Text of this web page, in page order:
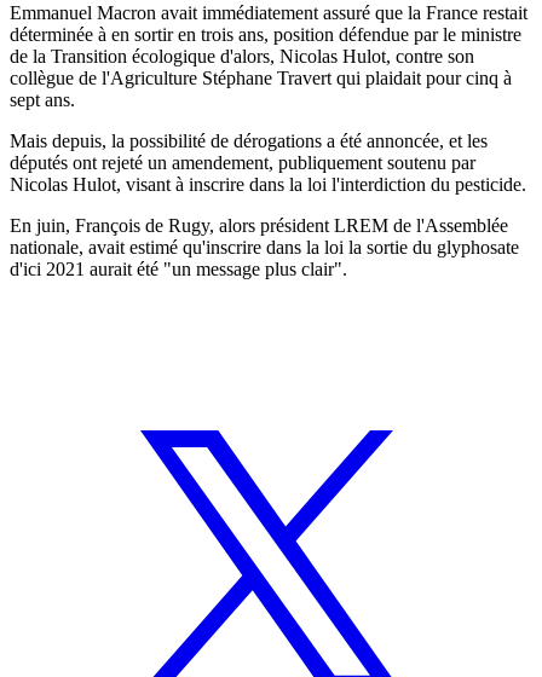
Emmanuel Macron avait immédiatement assuré que la France restait
déterminée à en sortir en trois ans, position défendue par le ministre
de la Transition écologique d'alors, Nicolas Hulot, contre son
collègue de l'Agriculture Stéphane Travert qui plaidait pour cinq à
sept ans.
Mais depuis, la possibilité de dérogations a été annoncée, et les
députés ont rejeté un amendement, publiquement soutenu par
Nicolas Hulot, visant à inscrire dans la loi l'interdiction du pesticide.
En juin, François de Rugy, alors président LREM de l'Assemblée
nationale, avait estimé qu'inscrire dans la loi la sortie du glyphosate
d'ici 2021 aurait été "un message plus clair".